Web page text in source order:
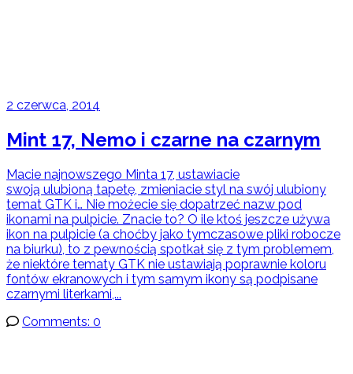
2 czerwca, 2014
Mint 17, Nemo i czarne na czarnym
Macie najnowszego Minta 17, ustawiacie
swoją ulubioną tapetę, zmieniacie styl na swój ulubiony
temat GTK i… Nie możecie się dopatrzeć nazw pod
ikonami na pulpicie. Znacie to? O ile ktoś jeszcze używa
ikon na pulpicie (a choćby jako tymczasowe pliki robocze
na biurku), to z pewnością spotkał się z tym problemem,
że niektóre tematy GTK nie ustawiają poprawnie koloru
fontów ekranowych i tym samym ikony są podpisane
czarnymi literkami,...
Comments: 0